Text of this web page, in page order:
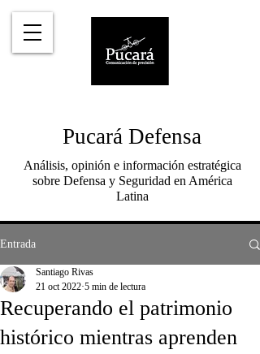
Pucará Defensa
Análisis, opinión e información estratégica
sobre Defensa y Seguridad en América
Latina
Entrada
Recuperando el patrimonio
histórico mientras aprenden
Santiago Rivas
21 oct 2022 5 min de lectura